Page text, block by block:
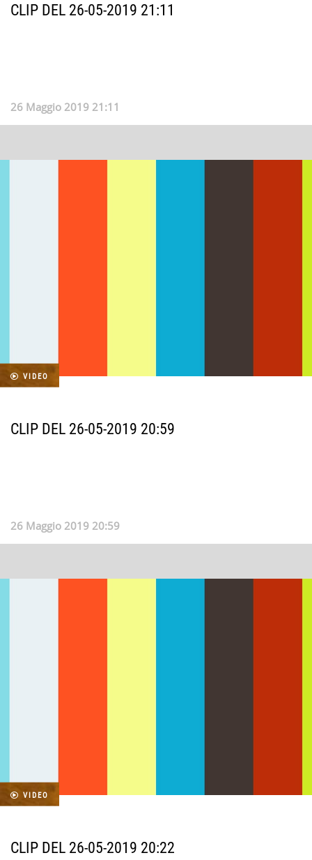
CLIP DEL 26-05-2019 21:11
26 Maggio 2019 21:11
VIDEO
CLIP DEL 26-05-2019 20:59
26 Maggio 2019 20:59
VIDEO
CLIP DEL 26-05-2019 20:22